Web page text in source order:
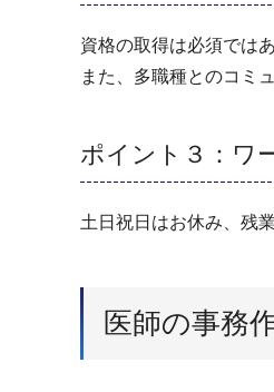
資格の取得は必須では
また、多職種とのコミ
ポイント３：ワ
土日祝日はお休み、残
医師の事務